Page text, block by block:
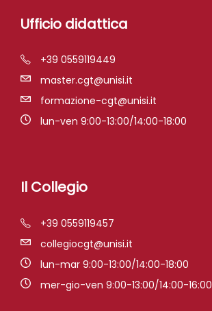
Ufficio didattica
+39 0559119449
master.cgt@unisi.it
formazione-cgt@unisi.it
lun-ven 9:00-13:00/14:00-18:00
Il Collegio
+39 0559119457
collegiocgt@unisi.it
lun-mar 9:00-13:00/14:00-18:00
mer-gio-ven 9:00-13:00/14:00-16:00